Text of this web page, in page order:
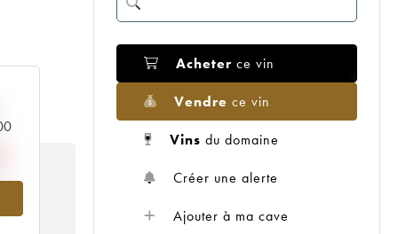
Acheter ce vin
Vendre ce vin
Vins du domaine
Créer une alerte
Ajouter à ma cave